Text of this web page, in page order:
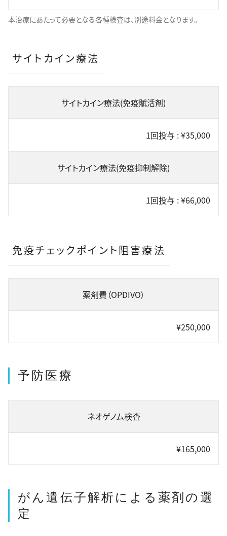
本治療にあたって必要となる各種検査は、別途料金となります。
サイトカイン療法
サイトカイン療法(免疫賦活剤)
1回投与 : ¥35,000
サイトカイン療法(免疫抑制解除)
1回投与 : ¥66,000
免疫チェックポイント阻害療法
薬剤費（OPDIVO）
¥250,000
予防医療
ネオゲノム検査
¥165,000
がん遺伝子解析による薬剤の選
定